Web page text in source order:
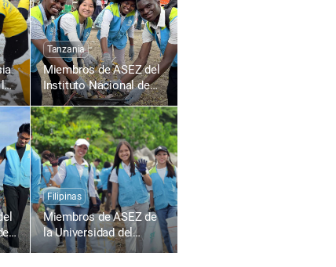
Tanzania
Miembros de ASEZ del
Instituto Nacional de
Transporte de Tanzania
contribuyen a un
entorno local limpio
mediante la limpieza de
calles
Filipinas
Miembros de ASEZ de
la Universidad del
Sureste de Filipinas